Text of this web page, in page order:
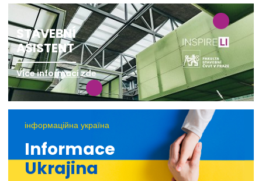
STAVEBNÍ
ASISTENT
Více informací zde
інформаційна україна
Informace
Ukrajina